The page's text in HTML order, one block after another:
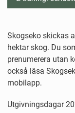
Skogseko skickas
hektar skog. Du
prenumerera utan
också läsa
mobilapp.
Utgivningsdagar